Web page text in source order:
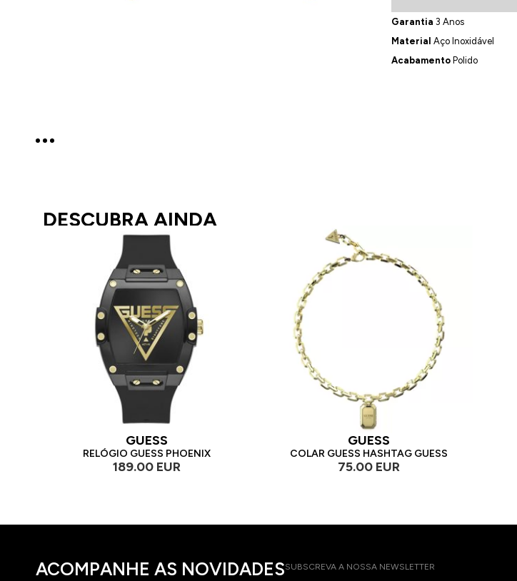
Garantia 3 Anos
Material Aço Inoxidável
AcabamentoPolido
DESCUBRA AINDA
GUESS
RELÓGIO GUESS PHOENIX
189.00 EUR
GUESS
COLAR GUESS HASHTAG GUESS
75.00 EUR
ACOMPANHE AS NOVIDADESSUBSCREVA A NOSSA NEWSLETTER